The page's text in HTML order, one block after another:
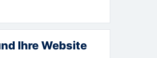
Ihre Website